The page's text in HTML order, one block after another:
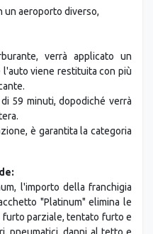
verrà applicato un
viene restituita con più
59 minuti, dopodiché verrà
è garantita la categoria
l'importo della franchigia
"Platinum" elimina le
furto parziale, tentato furto e
pneumatici, danni al tetto e
del veicolo. Sono esclusi i
causati da vandalismo,